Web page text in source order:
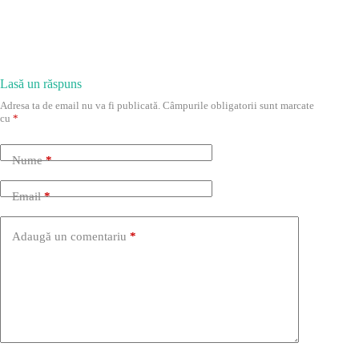
Lasă un răspuns
Adresa ta de email nu va fi publicată. Câmpurile obligatorii sunt marcate
cu *
Nume*
Email*
Adaugă un comentariu *